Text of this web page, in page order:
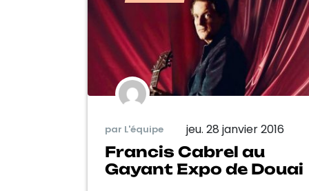
par L'équipe jeu. 28 janvier 2016
Francis Cabrel au
Gayant Expo de Douai